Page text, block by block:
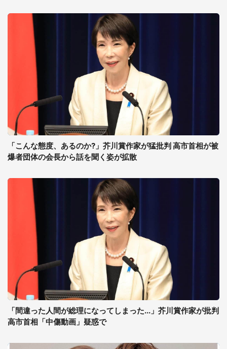
「こんな態度、あるのか?」芥川賞作家が猛批判 高市首相が被
爆者団体の会長から話を聞く姿が拡散
「間違った人間が総理になってしまった...」芥川賞作家が批判
高市首相「中傷動画」疑惑で